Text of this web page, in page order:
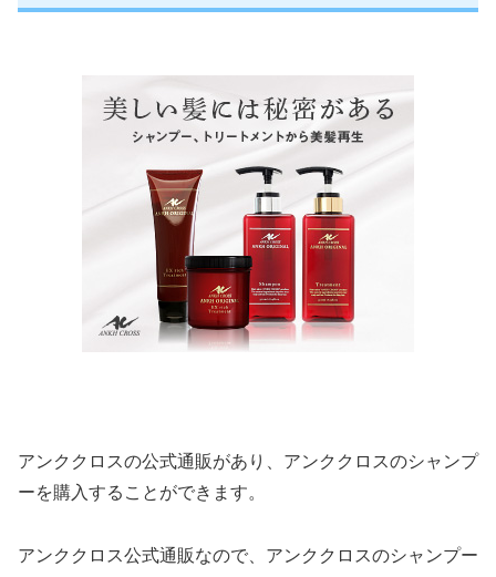
アンククロスの公式通販があり、アンククロスのシャンプ
ーを購入することができます。
アンククロス公式通販なので、アンククロスのシャンプー